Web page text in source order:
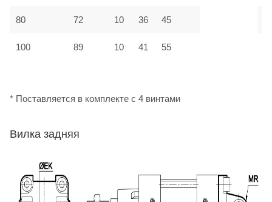
80 72 10 36 45
100 89 10 41 55
* Поставляется в комплекте с 4 винтами
Вилка задняя